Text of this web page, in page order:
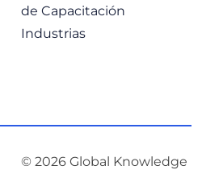
de Capacitación
Industrias
© 2026 Global Knowledge